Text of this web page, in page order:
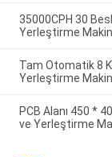
35000CPH 30
Yerleştirme
Tam Otomatik 8
Yerleştirme
PCB Alanı 450 *
ve Yerleştirme